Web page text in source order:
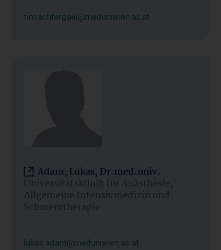
tim.achtergael@meduniwien.ac.at
Adam, Lukas, Dr.med.univ.
Universitätsklinik für Anästhesie,
Allgemeine Intensivmedizin und
Schmerztherapie
lukas.adam@meduniwien.ac.at